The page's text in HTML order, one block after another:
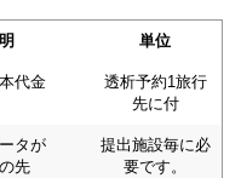
単位
代金
透析予約1旅行
先に付
タが
先
提出施設毎に必
要です。